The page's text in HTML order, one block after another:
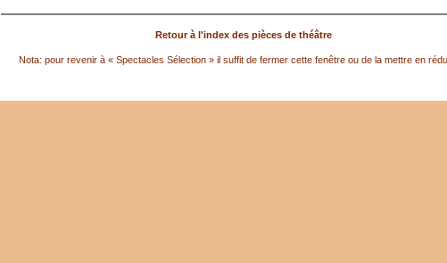
Retour à l'index des pièces de théâtre
Nota: pour revenir à « Spectacles Sélection » il suffit de fermer cette fenêtre ou de la mettre en